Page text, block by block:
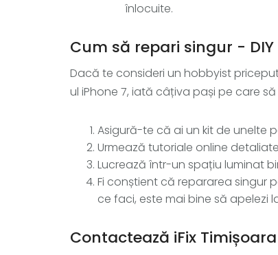
înlocuite.
Cum să repari singur - DIY
Dacă te consideri un hobbyist
ul iPhone 7, iată câțiva pași pe care să
Asigură-te că ai un kit de unelte
Urmează tutoriale online
Lucrează într-un spațiu luminat
Fi conștient că repararea singur
ce faci, este mai bine să apelezi
Contactează iFix Timișoara